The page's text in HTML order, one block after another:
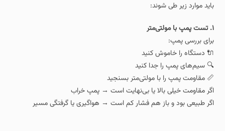
باید موارد زیر طی شوند:
۱. تست پمپ با مولتی‌متر
برای بررسی پمپ:
🔌 دستگاه را خاموش کنید
🔍 سیم‌های پمپ را جدا کنید
📏 مقاومت پمپ را با مولتی‌متر بسنجید
اگر مقاومت خیلی بالا یا بی‌نهایت است → پمپ خراب
اگر طبیعی بود و باز هم فشار کم است → هواگیری یا گرفتگی مسیر